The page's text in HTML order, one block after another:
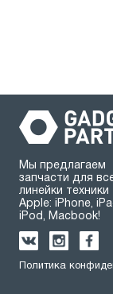
Мы предлагаем
запчасти для
линейки техники
Apple: iPhone,
iPod, Macbook!
Политика